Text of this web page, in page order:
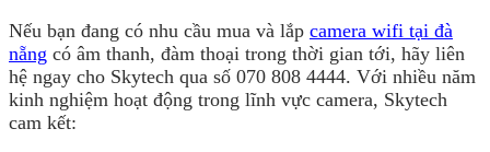
Nếu bạn đang có nhu cầu mua và lắp camera wifi tại đà
nẵng có âm thanh, đàm thoại trong thời gian tới, hãy liên
hệ ngay cho Skytech qua số 070 808 4444. Với nhiều năm
kinh nghiệm hoạt động trong lĩnh vực camera, Skytech
cam kết: